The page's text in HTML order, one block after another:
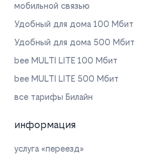
мобильной связью
Удобный для дома 100 Мбит
Удобный для дома 500 Мбит
bee MULTI LITE 100 Мбит
bee MULTI LITE 500 Мбит
все тарифы Билайн
информация
услуга «переезд»